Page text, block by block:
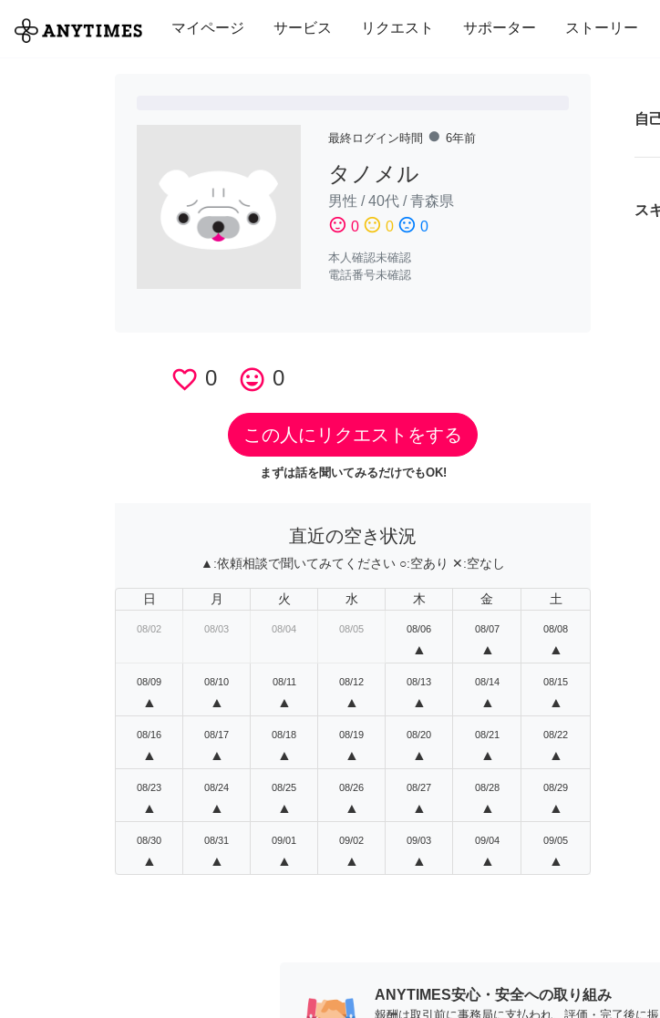
マイページ サービス リクエスト サポーター ストーリー
全て 修理・組立 家事 引っ越し インテリア 趣味・習い事
最終ログイン時間 fiber_manual_record 6年前
タノメル
男性 /40代 /青森県
sentiment_satisfied 0 sentiment_neutral 0 sentiment_dissatisfied 0
本人確認未確認
電話番号未確認
favorite_border 0 tag_faces 0
この人にリクエストをする
まずは話を聞いてみるだけでもOK!
直近の空き状況
▲:依頼相談で聞いてみてください ○:空あり ✕:空なし
日 月 火 水 木 金 土
08/02 08/03 08/04 08/05 08/06
▲
08/07
▲
08/08
▲
08/09
▲
08/10
▲
08/11
▲
08/12
▲
08/13
▲
08/14
▲
08/15
▲
08/16
▲
08/17
▲
08/18
▲
08/19
▲
08/20
▲
08/21
▲
08/22
▲
08/23
▲
08/24
▲
08/25
▲
08/26
▲
08/27
▲
08/28
▲
08/29
▲
08/30
▲
08/31
▲
09/01
▲
09/02
▲
09/03
▲
09/04
▲
09/05
▲
自
ス
ANYTIMES安心・安全への取り組み
報酬は取引前に事務局に支払われ、評価・完了後に